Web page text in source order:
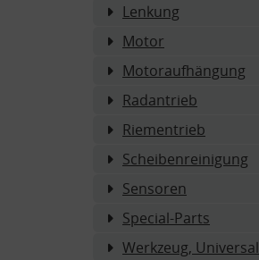
Lenkung
Motor
Motoraufhängung
Radantrieb
Riementrieb
Scheibenreinigung
Sensoren
Special-Parts
Werkzeug, Universal